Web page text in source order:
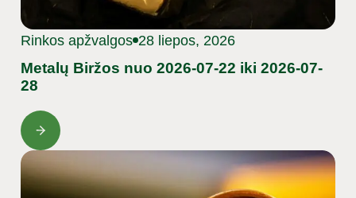
Rinkos apžvalgos 28 liepos, 2026
Metalų Biržos nuo 2026-07-22 iki 2026-07-
28